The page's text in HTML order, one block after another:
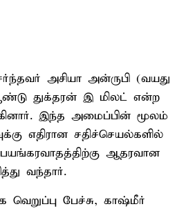
அசியா அன்ருபி (வயது
துக்தரன் இ மிலட் என்ற
இந்த அமைப்பின் மூலம்
எதிரான சதிச்செயல்களில்
பயங்கரவாதத்திற்கு ஆதரவான
வந்தார்.
வெறுப்பு பேச்சு, காஷ்மீர்